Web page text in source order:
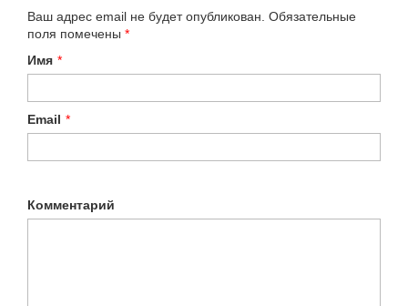
Ваш адрес email не будет опубликован. Обязательные
поля помечены *
Имя *
Email *
Комментарий